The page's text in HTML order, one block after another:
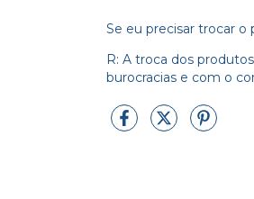
Se eu precisar trocar o
R: A troca dos
burocracias e com o